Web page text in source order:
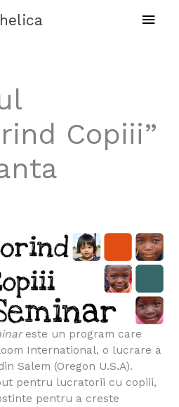
Main
Copiii”
este un program care
International, o lucrare a
Salem (Oregon U.S.A).
pentru lucratorii cu copiii,
pentru a creste